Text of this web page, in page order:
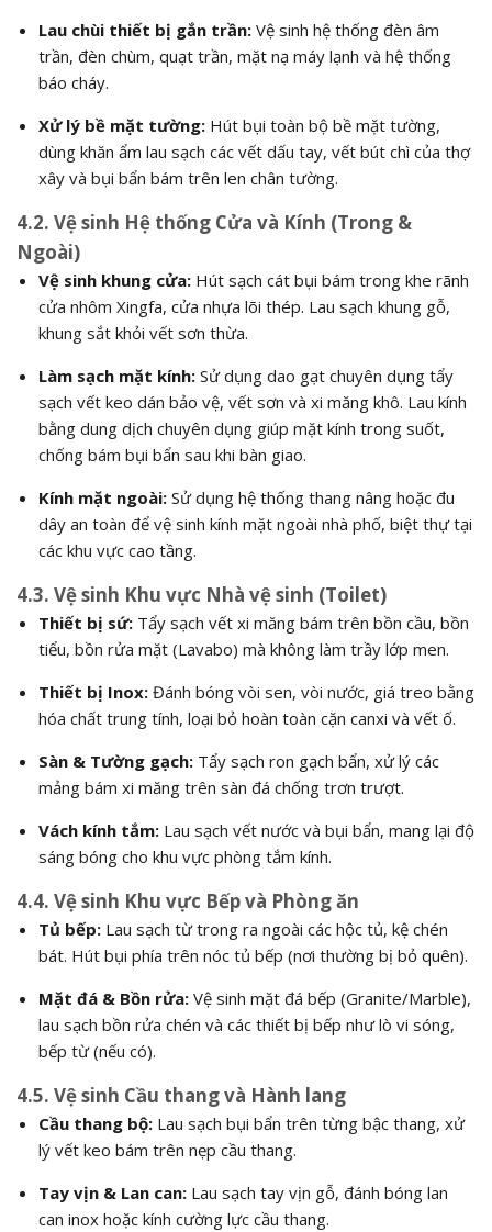
Lau chùi thiết bị gắn trần:Vệ sinh hệ thống đèn âm
trần, đèn chùm, quạt trần, mặt nạ máy lạnh và hệ thống
báo cháy.
Xử lý bề mặt tường:Hút bụi toàn bộ bề mặt tường,
dùng khăn ẩm lau sạch các vết dấu tay, vết bút chì của thợ
xây và bụi bẩn bám trên len chân tường.
4.2. Vệ sinh Hệ thống Cửa và Kính (Trong &
Ngoài)
Vệ sinh khung cửa:Hút sạch cát bụi bám trong khe rãnh
cửa nhôm Xingfa, cửa nhựa lõi thép. Lau sạch khung gỗ,
khung sắt khỏi vết sơn thừa.
Làm sạch mặt kính:Sử dụng dao gạt chuyên dụng tẩy
sạch vết keo dán bảo vệ, vết sơn và xi măng khô. Lau kính
bằng dung dịch chuyên dụng giúp mặt kính trong suốt,
chống bám bụi bẩn sau khi bàn giao.
Kính mặt ngoài:Sử dụng hệ thống thang nâng hoặc đu
dây an toàn để vệ sinh kính mặt ngoài nhà phố, biệt thự tại
các khu vực cao tầng.
4.3. Vệ sinh Khu vực Nhà vệ sinh (Toilet)
Thiết bị sứ:Tẩy sạch vết xi măng bám trên bồn cầu, bồn
tiểu, bồn rửa mặt (Lavabo) mà không làm trầy lớp men.
Thiết bị Inox:Đánh bóng vòi sen, vòi nước, giá treo bằng
hóa chất trung tính, loại bỏ hoàn toàn cặn canxi và vết ố.
Sàn & Tường gạch:Tẩy sạch ron gạch bẩn, xử lý các
mảng bám xi măng trên sàn đá chống trơn trượt.
Vách kính tắm:Lau sạch vết nước và bụi bẩn, mang lại độ
sáng bóng cho khu vực phòng tắm kính.
4.4. Vệ sinh Khu vực Bếp và Phòng ăn
Tủ bếp:Lau sạch từ trong ra ngoài các hộc tủ, kệ chén
bát. Hút bụi phía trên nóc tủ bếp (nơi thường bị bỏ quên).
Mặt đá & Bồn rửa:Vệ sinh mặt đá bếp (Granite/Marble),
lau sạch bồn rửa chén và các thiết bị bếp như lò vi sóng,
bếp từ (nếu có).
4.5. Vệ sinh Cầu thang và Hành lang
Cầu thang bộ:Lau sạch bụi bẩn trên từng bậc thang, xử
lý vết keo bám trên nẹp cầu thang.
Tay vịn & Lan can:Lau sạch tay vịn gỗ, đánh bóng lan
can inox hoặc kính cường lực cầu thang.